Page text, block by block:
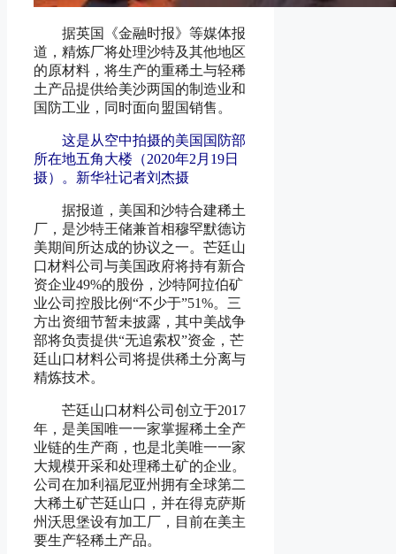
据英国《金融时报》等媒体报
道，精炼厂将处理沙特及其他地区
的原材料，将生产的重稀土与轻稀
土产品提供给美沙两国的制造业和
国防工业，同时面向盟国销售。
这是从空中拍摄的美国国防部
所在地五角大楼（2020年2月19日
摄）。新华社记者刘杰摄
据报道，美国和沙特合建稀土
厂，是沙特王储兼首相穆罕默德访
美期间所达成的协议之一。芒廷山
口材料公司与美国政府将持有新合
资企业49%的股份，沙特阿拉伯矿
业公司控股比例“不少于”51%。三
方出资细节暂未披露，其中美战争
部将负责提供“无追索权”资金，芒
廷山口材料公司将提供稀土分离与
精炼技术。
芒廷山口材料公司创立于2017
年，是美国唯一一家掌握稀土全产
业链的生产商，也是北美唯一一家
大规模开采和处理稀土矿的企业。
公司在加利福尼亚州拥有全球第二
大稀土矿芒廷山口，并在得克萨斯
州沃思堡设有加工厂，目前在美主
要生产轻稀土产品。